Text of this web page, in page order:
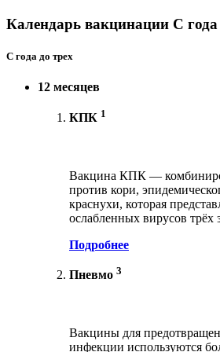
Календарь вакцинации С года
С года до трех
12 месяцев
КПК 1
Вакцина КПК —
против кори,
краснухи, которая
ослабленных вирусов трёх
Подробнее
Пневмо 3
Вакцины для
инфекции используются